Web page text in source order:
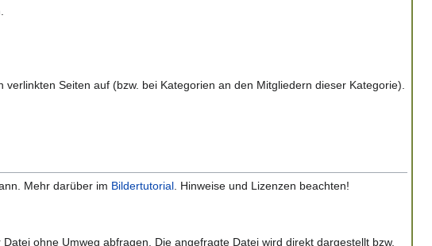
Seiten auf (bzw. bei Kategorien an den Mitgliedern dieser Kategorie).
Mehr darüber im Bildertutorial. Hinweise und Lizenzen beachten!
ohne Umweg abfragen. Die angefragte Datei wird direkt dargestellt bzw.